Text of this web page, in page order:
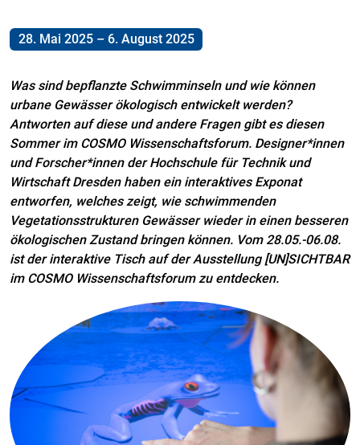
28. Mai 2025 – 6. August 2025
Was sind bepflanzte Schwimminseln und wie können
urbane Gewässer ökologisch entwickelt werden?
Antworten auf diese und andere Fragen gibt es diesen
Sommer im COSMO Wissenschaftsforum. Designer*innen
und Forscher*innen der Hochschule für Technik und
Wirtschaft Dresden haben ein interaktives Exponat
entworfen, welches zeigt, wie schwimmenden
Vegetationsstrukturen Gewässer wieder in einen besseren
ökologischen Zustand bringen können. Vom 28.05.-06.08.
ist der interaktive Tisch auf der Ausstellung [UN]SICHTBAR
im COSMO Wissenschaftsforum zu entdecken.